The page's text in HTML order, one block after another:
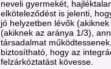
neveli gyermekét,
elköteleződést is jelenti,
jó helyzetben lévők
(akiknek az aránya 1/3),
társadalmat
biztosítható, hogy az
felzárkóztatást kövesse.